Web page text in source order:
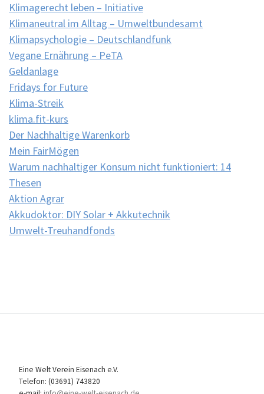
Klimagerecht leben – Initiative
Klimaneutral im Alltag – Umweltbundesamt
Klimapsychologie – Deutschlandfunk
Vegane Ernährung – PeTA
Geldanlage
Fridays for Future
Klima-Streik
klima.fit-kurs
Der Nachhaltige Warenkorb
Mein FairMögen
Warum nachhaltiger Konsum nicht funktioniert: 14
Thesen
Aktion Agrar
Akkudoktor: DIY Solar + Akkutechnik
Umwelt-Treuhandfonds
Eine Welt Verein Eisenach e.V.
Telefon: (03691) 743820